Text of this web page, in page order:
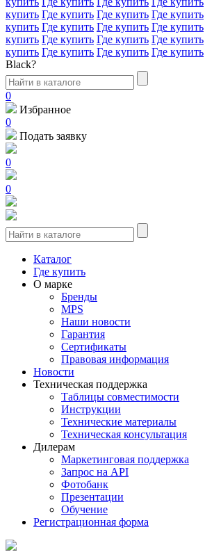
купить Где купить Где купить Где купить
купить Где купить Где купить Где купить
купить Где купить Где купить Где купить
купить Где купить Где купить Где купить
Black?
0
Избранное
0
Подать заявку
0
0
Каталог
Где купить
О марке
Бренды
MPS
Наши новости
Гарантия
Сертификаты
Правовая информация
Новости
Техническая поддержка
Таблицы совместимости
Инструкции
Технические материалы
Техническая консультация
Дилерам
Маркетинговая поддержка
Запрос на API
Фотобанк
Презентации
Обучение
Регистрационная форма